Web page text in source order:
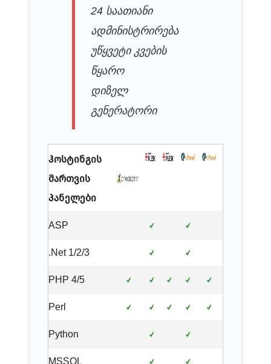
24 საათიანი
ადმინისტრირება
უწყვეტი კვების
წყარო
დიზელ
გენერატორი
ჰოსტინგის
მართვის
პანელები
ASP
.Net 1/2/3
PHP 4/5
Perl
Python
MSSQL